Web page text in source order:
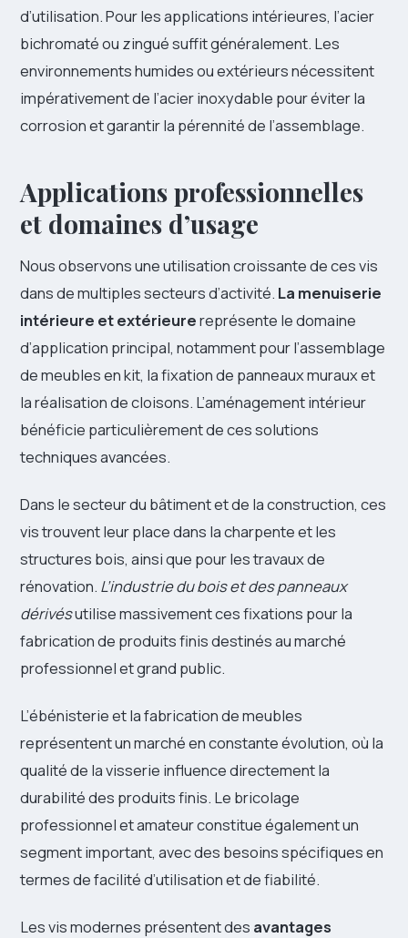
d’utilisation. Pour les applications intérieures, l’acier
bichromaté ou zingué suffit généralement. Les
environnements humides ou extérieurs nécessitent
impérativement de l’acier inoxydable pour éviter la
corrosion et garantir la pérennité de l’assemblage.
Applications professionnelles
et domaines d’usage
Nous observons une utilisation croissante de ces vis
dans de multiples secteurs d’activité. La menuiserie
intérieure et extérieurereprésente le domaine
d’application principal, notamment pour l’assemblage
de meubles en kit, la fixation de panneaux muraux et
la réalisation de cloisons. L’aménagement intérieur
bénéficie particulièrement de ces solutions
techniques avancées.
Dans le secteur du bâtiment et de la construction, ces
vis trouvent leur place dans la charpente et les
structures bois, ainsi que pour les travaux de
rénovation. L’industrie du bois et des panneaux
dérivésutilise massivement ces fixations pour la
fabrication de produits finis destinés au marché
professionnel et grand public.
L’ébénisterie et la fabrication de meubles
représentent un marché en constante évolution, où la
qualité de la visserie influence directement la
durabilité des produits finis. Le bricolage
professionnel et amateur constitue également un
segment important, avec des besoins spécifiques en
termes de facilité d’utilisation et de fiabilité.
Les vis modernes présentent des avantages